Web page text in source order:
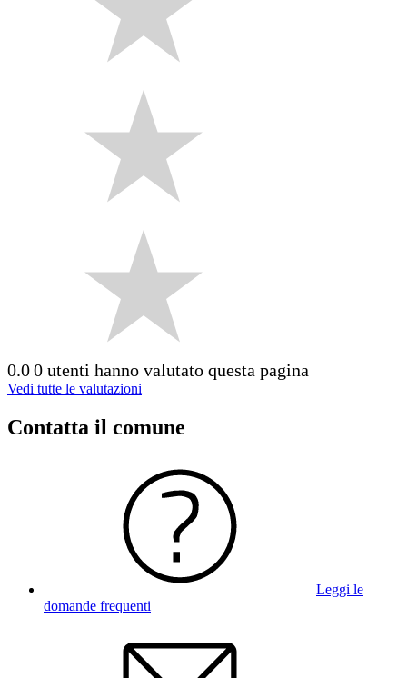
0.00 utenti hanno valutato questa pagina
Vedi tutte le valutazioni
Contatta il comune
Leggi le
domande frequenti